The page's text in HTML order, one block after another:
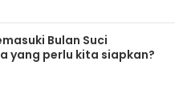
Bulan Suci
yang perlu kita siapkan?